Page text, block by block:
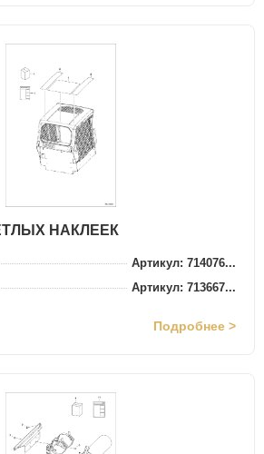
НАКЛЕЕК
Артикул: 714076...
Артикул: 713667...
Подробнее >